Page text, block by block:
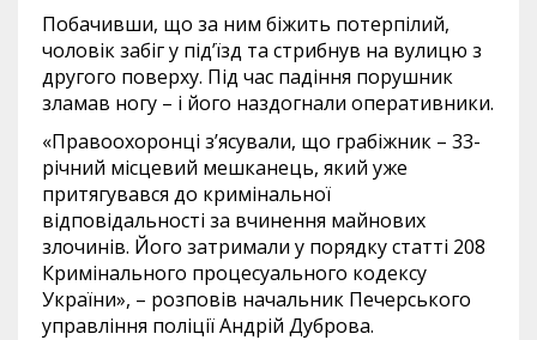
Побачивши, що за ним біжить потерпілий,
чоловік забіг у під’їзд та стрибнув на вулицю з
другого поверху. Під час падіння порушник
зламав ногу – і його наздогнали оперативники.
«Правоохоронці з’ясували, що грабіжник – 33-
річний місцевий мешканець, який уже
притягувався до кримінальної
відповідальності за вчинення майнових
злочинів. Його затримали у порядку статті 208
Кримінального процесуального кодексу
України», – розповів начальник Печерського
управління поліції Андрій Дуброва.